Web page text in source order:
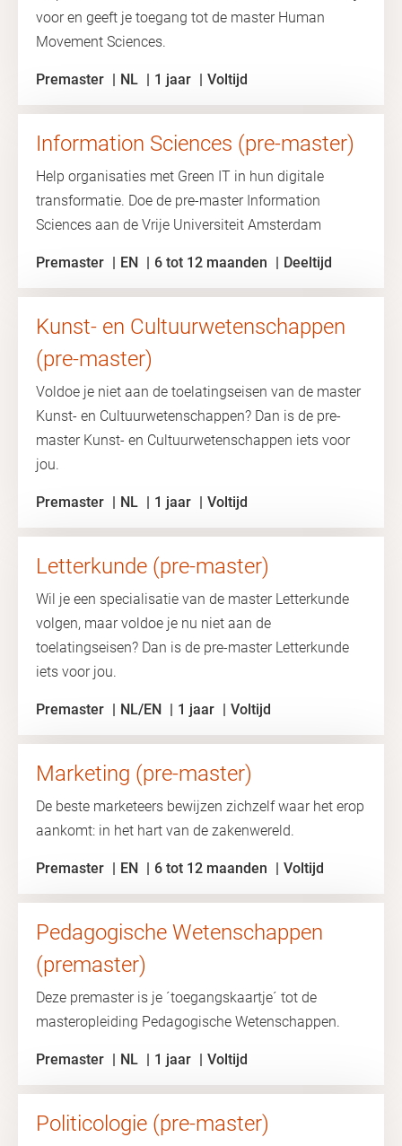
voor en geeft je toegang tot de master Human
Movement Sciences.
Premaster NL 1 jaar Voltijd
Information Sciences (pre-master)
Help organisaties met Green IT in hun digitale
transformatie. Doe de pre-master Information
Sciences aan de Vrije Universiteit Amsterdam
Premaster EN 6 tot 12 maanden Deeltijd
Kunst- en Cultuurwetenschappen
(pre-master)
Voldoe je niet aan de toelatingseisen van de master
Kunst- en Cultuurwetenschappen? Dan is de pre-
master Kunst- en Cultuurwetenschappen iets voor
jou.
Premaster NL 1 jaar Voltijd
Letterkunde (pre-master)
Wil je een specialisatie van de master Letterkunde
volgen, maar voldoe je nu niet aan de
toelatingseisen? Dan is de pre-master Letterkunde
iets voor jou.
Premaster NL/EN 1 jaar Voltijd
Marketing (pre-master)
De beste marketeers bewijzen zichzelf waar het erop
aankomt: in het hart van de zakenwereld.
Premaster EN 6 tot 12 maanden Voltijd
Pedagogische Wetenschappen
(premaster)
Deze premaster is je ´toegangskaartje´ tot de
masteropleiding Pedagogische Wetenschappen.
Premaster NL 1 jaar Voltijd
Politicologie (pre-master)